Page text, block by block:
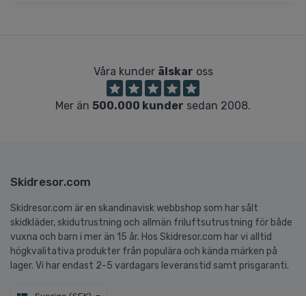
Våra kunder älskar oss
Mer än 500.000 kunder sedan 2008.
Skidresor.com
Skidresor.com är en skandinavisk webbshop som har sålt
skidkläder, skidutrustning och allmän friluftsutrustning för både
vuxna och barn i mer än 15 år. Hos Skidresor.com har vi alltid
högkvalitativa produkter från populära och kända märken på
lager. Vi har endast 2-5 vardagars leveranstid samt prisgaranti.